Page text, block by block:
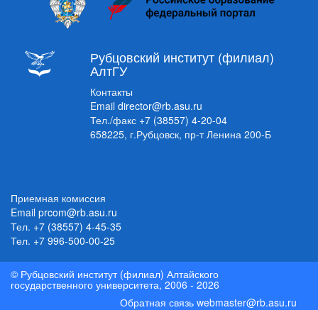
Рубцовский институт (филиал)
АлтГУ
Контакты
Email director@rb.asu.ru
Тел./факс +7 (38557) 4-20-04
658225, г.Рубцовск, пр-т Ленина 200-Б
Приемная комиссия
Email prcom@rb.asu.ru
Тел. +7 (38557) 4-45-35
Тел. +7 996-500-00-25
© Рубцовский институт (филиал) Алтайского
государственного университета, 2006 - 2026
Обратная связь webmaster@rb.asu.ru